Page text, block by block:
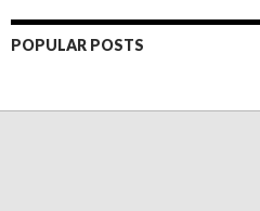
POPULAR POSTS